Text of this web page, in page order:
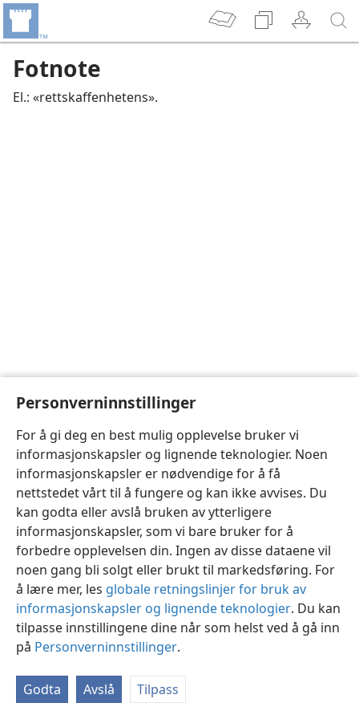
Personverninnstillinger
For å gi deg en best mulig opplevelse bruker vi
informasjonskapsler og lignende teknologier. Noen
informasjonskapsler er nødvendige for å få
nettstedet vårt til å fungere og kan ikke avvises. Du
kan godta eller avslå bruken av ytterligere
informasjonskapsler, som vi bare bruker for å
forbedre opplevelsen din. Ingen av disse dataene vil
noen gang bli solgt eller brukt til markedsføring. For
å lære mer, les globale retningslinjer for bruk av
informasjonskapsler og lignende teknologier. Du kan
tilpasse innstillingene dine når som helst ved å gå inn
på Personverninnstillinger.
Godta Avslå Tilpass
Fotnote
El.: «rettskaffenhetens».
Norsk Innstillinger
Copyright© 2026 Watch Tower Bible and Tract Society of Pennsylvania
Personvern Personverninnstillinger